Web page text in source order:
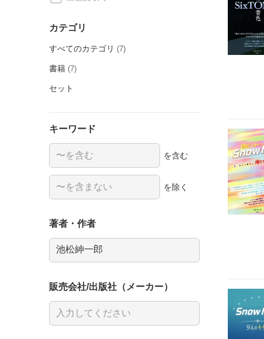
カテゴリ
すべてのカテゴリ (7)
書籍 (7)
セット
キーワード
を含む
を除く
著者・作者
販売会社/出版社（メーカー）